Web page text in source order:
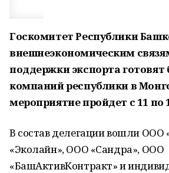
Госкомитет Республики
внешнеэкономическим
поддержки экспорта
компаний республики в
мероприятие пройдет с 11 по
В состав делегации вошли
«Эколайн», ООО «Сандра», ООО
«БашАктивКонтракт» и